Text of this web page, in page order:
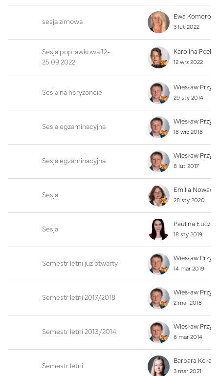
sesja zimowa
3 lut 2022
Sesja poprawkowa 12-
25.09.2022
Karolina Peek
12 wrz 2022
Sesja na horyzoncie
Wiesław
29 sty 2014
Sesja egzaminacyjna
Wiesław
18 wrz 2018
Sesja egzaminacyjna
Wiesław
8 lut 2017
Sesja
Emilia Nowacka
28 sty 2020
Sesja
18 sty 2019
Semestr letni już otwarty
Wiesław
14 mar 2019
Semestr letni 2017/2018
Wiesław
2 mar 2018
Semestr letni 2013/2014
Wiesław
6 mar 2014
Semestr letni
3 mar 2021